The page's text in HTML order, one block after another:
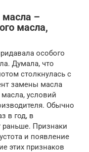
масла –
масла,
особого
Думала, что
столкнулась с
замены масла
условий
Обычно
в год, в
раньше. Признаки
и появление
этих признаков